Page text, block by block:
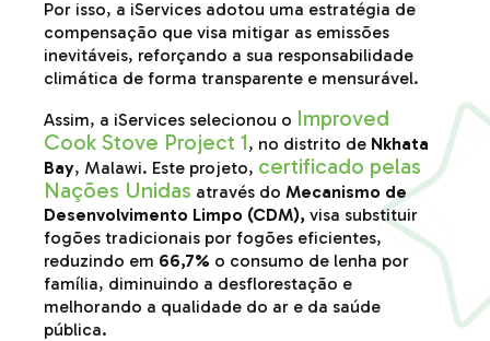
Por isso, a iServices adotou uma estratégia de
compensação que visa mitigar as emissões
inevitáveis, reforçando a sua responsabilidade
climática de forma transparente e mensurável.
Assim, a iServices selecionou o Improved
Cook Stove Project 1, no distrito de Nkhata
Bay, Malawi. Este projeto, certificado pelas
Nações Unidas através do Mecanismo de
Desenvolvimento Limpo (CDM), visa substituir
fogões tradicionais por fogões eficientes,
reduzindo em 66,7% o consumo de lenha por
família, diminuindo a desflorestação e
melhorando a qualidade do ar e da saúde
pública.